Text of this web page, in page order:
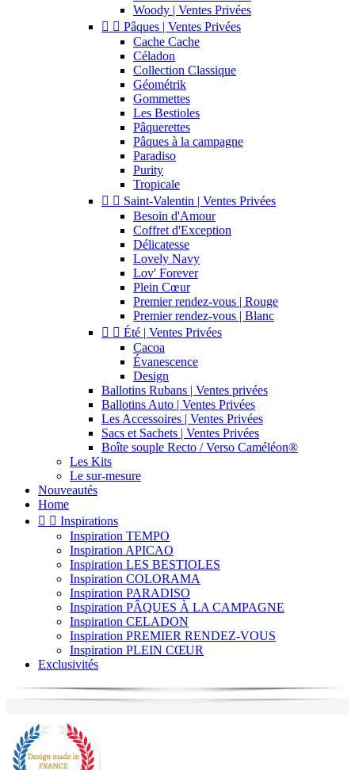
Woody | Ventes Privées
  Pâques | Ventes Privées
Cache Cache
Céladon
Collection Classique
Géométrik
Gommettes
Les Bestioles
Pâquerettes
Pâques à la campagne
Paradiso
Purity
Tropicale
  Saint-Valentin | Ventes Privées
Besoin d'Amour
Coffret d'Exception
Délicatesse
Lovely Navy
Lov' Forever
Plein Cœur
Premier rendez-vous | Rouge
Premier rendez-vous | Blanc
  Été | Ventes Privées
Cacoa
Évanescence
Design
Ballotins Rubans | Ventes privées
Ballotins Auto | Ventes Privées
Les Accessoires | Ventes Privées
Sacs et Sachets | Ventes Privées
Boîte souple Recto / Verso Caméléon®
Les Kits
Le sur-mesure
Nouveautés
Home
  Inspirations
Inspiration TEMPO
Inspiration APICAO
Inspiration LES BESTIOLES
Inspiration COLORAMA
Inspiration PARADISO
Inspiration PÂQUES À LA CAMPAGNE
Inspiration CELADON
Inspiration PREMIER RENDEZ-VOUS
Inspiration PLEIN CŒUR
Exclusivités